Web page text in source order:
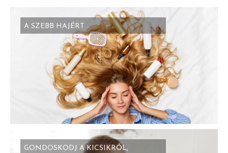
A SZEBB HAJÉRT
GONDOSKODJ A KICSIKRŐL,